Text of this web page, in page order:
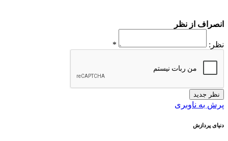
انصراف از نظر
نظر: *
نظر جدید
پرش به ناوبری
دنیای پردازش